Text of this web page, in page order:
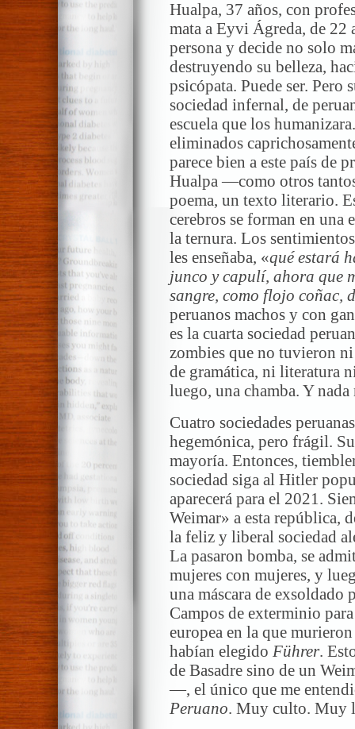
Hualpa, 37 años, con
mata a Eyvi Ágreda, de 22
persona y decide no solo
destruyendo su belleza,
psicópata. Puede ser. Pero
sociedad infernal, de
escuela que los
eliminados
parece bien a este país de
Hualpa —como otros
poema, un texto literario.
cerebros se forman en
la ternura. Los
les enseñaba, «qué estará
junco y capulí, ahora que
sangre, como flojo coñac,
peruanos machos y con
es la cuarta sociedad
zombies que no tuvieron
de gramática, ni literatura
luego, una chamba. Y nada
Cuatro sociedades
hegemónica, pero frágil.
mayoría. Entonces,
sociedad siga al Hitler
aparecerá para el 2021.
Weimar» a esta república,
la feliz y liberal sociedad
La pasaron bomba, se
mujeres con mujeres, y
una máscara de exsoldado
Campos de exterminio
europea en la que
habían elegido Führer.
de Basadre sino de un
—, el único que me
Peruano. Muy culto. Muy